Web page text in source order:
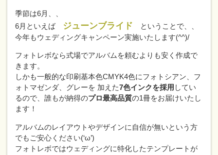
季節は6月、、
6月といえば
ジューンブライド ということで、、
今年もウェディングキャンペーン実施いたします(^^)/
フォトレボなら式場でアルバムを頼むよりも安く作成で
きます。
しかも一般的な印刷基本色CMYK4色にフォトシアン、フ
ォトマゼンダ、グレーを 加えた7色インクを採用 してい
るので、誰もが納得のプロ最高品質の1冊をお届けいたし
ます！
アルバムのレイアウトやデザインに自信が無いという方
でもご安心ください(‘ω’)
フォトレボではウェディングに特化したテンプレートが